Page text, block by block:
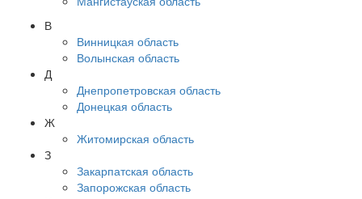
В
Винницкая область
Волынская область
Д
Днепропетровская область
Донецкая область
Ж
Житомирская область
З
Закарпатская область
Запорожская область